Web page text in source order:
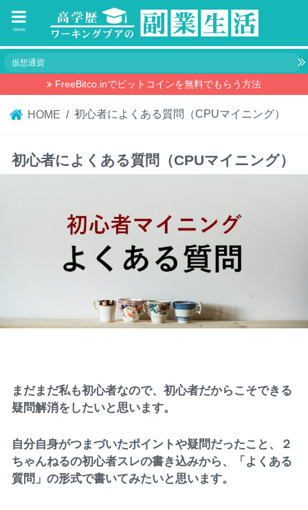
menu
仮想通貨
FreeBitco.inでビットコインを無料でもらう方法
HOME 初心者によくある質問（CPUマイニング）
初心者によくある質問（CPUマイニング）
まだまだ私も初心者なので、初心者だからこそできる
疑問解消をしたいと思います。
自分自身がつまづいたポイントや疑問だったこと、２
ちゃんねるの初心者スレの書き込みから、「よくある
質問」の形式で書いてみたいと思います。